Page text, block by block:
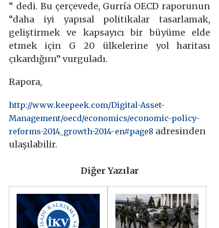
“ dedi. Bu çerçevede, Gurría OECD raporunun
“daha iyi yapısal politikalar tasarlamak,
geliştirmek ve kapsayıcı bir büyüme elde
etmek için G 20 ülkelerine yol haritası
çıkardığını” vurguladı.
Rapora,
http://www.keepeek.com/Digital-Asset-
Management/oecd/economics/economic-policy-
reforms-2014_growth-2014-en#page8 adresinden
ulaşılabilir.
Diğer Yazılar